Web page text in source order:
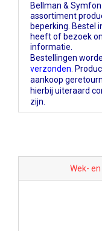
Bellman &
assortiment
beperking. Bestel
heeft of bezoek
informatie.
Bestellingen
verzonden
aankoop
hierbij uiteraard
zijn.
Wek-